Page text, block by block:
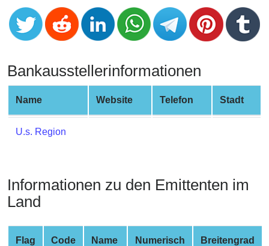
Card
Generator
Random
Card
Generator
Generate
Credit
Card
Credit
Card
Checker
Service
Bankausstellerinformationen
Name Website Telefon Stadt
U.s. Region
Informationen zu den Emittenten im
Land
Flag Code Name Numerisch Breitengrad